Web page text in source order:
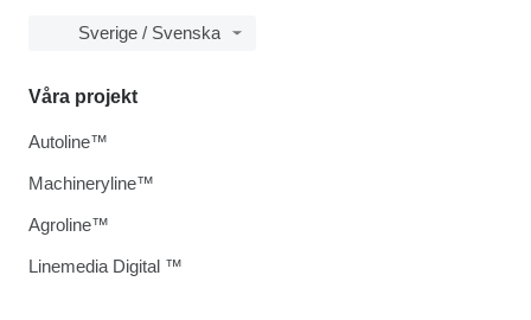
Sverige / Svenska
Våra projekt
Autoline™
Machineryline™
Agroline™
Linemedia Digital ™